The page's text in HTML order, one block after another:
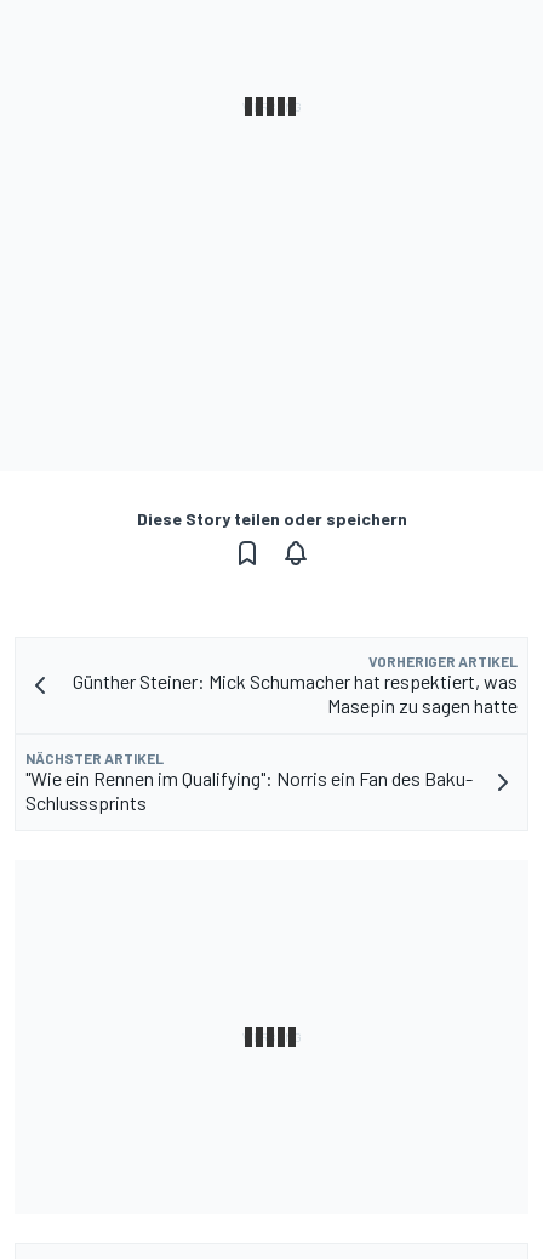
Diese Story teilen oder speichern
VORHERIGER ARTIKEL
Günther Steiner: Mick Schumacher hat respektiert, was
Masepin zu sagen hatte
NÄCHSTER ARTIKEL
"Wie ein Rennen im Qualifying": Norris ein Fan des Baku-
Schlusssprints